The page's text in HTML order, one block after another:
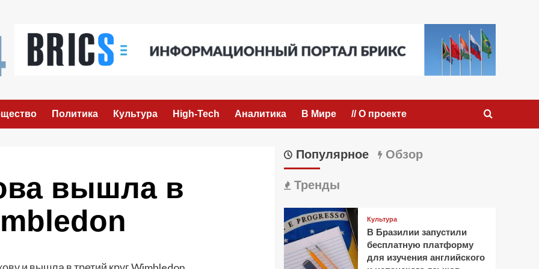
Политика Культура High-Tech Аналитика В Мире // О проекте
вышла в
Популярное Обзор
Тренды
Культура
В Бразилии запустили
бесплатную платформу
для изучения английского